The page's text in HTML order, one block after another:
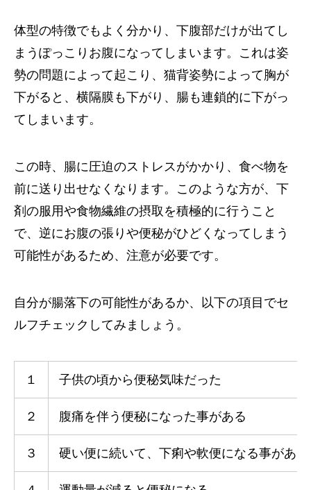
体型の特徴でもよく分かり、下腹部だけが出てし
まうぽっこりお腹になってしまいます。これは姿
勢の問題によって起こり、猫背姿勢によって胸が
下がると、横隔膜も下がり、腸も連鎖的に下がっ
てしまいます。
この時、腸に圧迫のストレスがかかり、食べ物を
前に送り出せなくなります。このような方が、下
剤の服用や食物繊維の摂取を積極的に行うこと
で、逆にお腹の張りや便秘がひどくなってしまう
可能性があるため、注意が必要です。
自分が腸落下の可能性があるか、以下の項目でセ
ルフチェックしてみましょう。
１ 子供の頃から便秘気味だった
２ 腹痛を伴う便秘になった事がある
３ 硬い便に続いて、下痢や軟便になる事がある